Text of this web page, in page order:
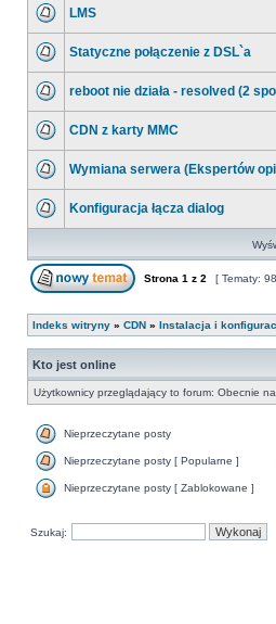
LMS
Statyczne połączenie z DSL`a
reboot nie działa - resolved (2
CDN z karty MMC
Wymiana serwera (Ekspertów
Konfiguracja łącza dialog
Strona 1 z 2 [ Tematy:
Indeks witryny » CDN » Instalacja i
Kto jest online
Użytkownicy przeglądający to forum: Obecnie
Nieprzeczytane posty
Nieprzeczytane posty [ Popularne ]
Nieprzeczytane posty [ Zablokowane ]
Szukaj: